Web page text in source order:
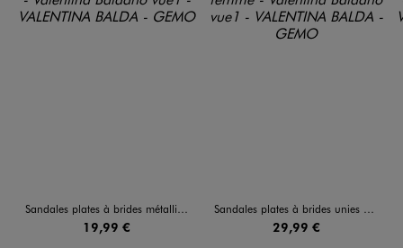
Sandales plates à brides métallisées et bijoux femme - Valentina Baldano
19,99 €
Sandales plates à brides unies et anneaux en métal femme - Valentina Baldano
29,99 €